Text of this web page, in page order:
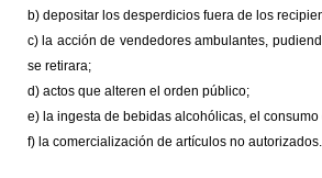
b) depositar los desperdicios fuera de los
c) la acción de vendedores ambulantes,
se retirara;
d) actos que alteren el orden público;
e) la ingesta de bebidas alcohólicas, el
f) la comercialización de artículos no autorizados.